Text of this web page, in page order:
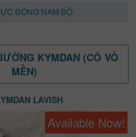
ĐÔNG NAM BỘ
KYMDAN (CÓ VỎ
MỀN)
LAVISH
Available Now!